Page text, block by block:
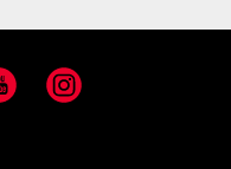
Instagram